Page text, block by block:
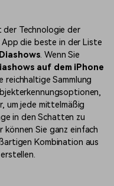
der Technologie der
die beste in der Liste
. Wenn Sie
auf dem iPhone
reichhaltige Sammlung
um jede mittelmäßig
in den Schatten zu
Sie ganz einfach
Kombination aus